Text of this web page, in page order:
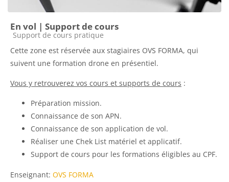
En vol | Support de cours
Catégorie de cours
Support de cours pratique
Cette zone est réservée aux stagiaires OVS FORMA, qui
suivent une formation drone en présentiel.
Vous y retrouverez vos cours et supports de cours :
Préparation mission.
Connaissance de son APN.
Connaissance de son application de vol.
Réaliser une Chek List matériel et applicatif.
Support de cours pour les formations éligibles au CPF.
Enseignant: OVS FORMA